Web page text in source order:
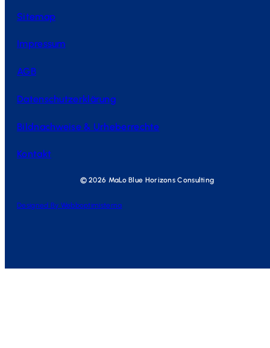
Sitemap
Impressum
AGB
Datenschutzerklärung
Bildnachweise & Urheberrechte
Kontakt
© 2026 MaLo Blue Horizons Consulting
Designed By Webboptimisterna